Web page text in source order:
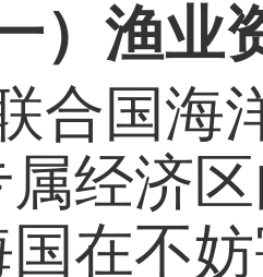
一）渔业
联合国
经济
在不